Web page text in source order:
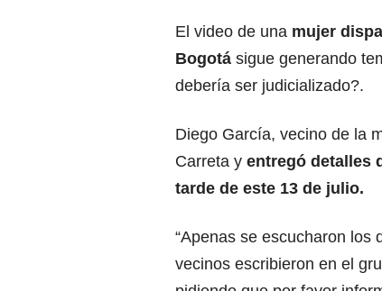
El video de una mujer
Bogotá sigue generando
debería ser judicializado?.
Diego García, vecino de la
Carreta y entregó detalles
tarde de este 13 de julio.
“Apenas se escucharon los
vecinos escribieron en el